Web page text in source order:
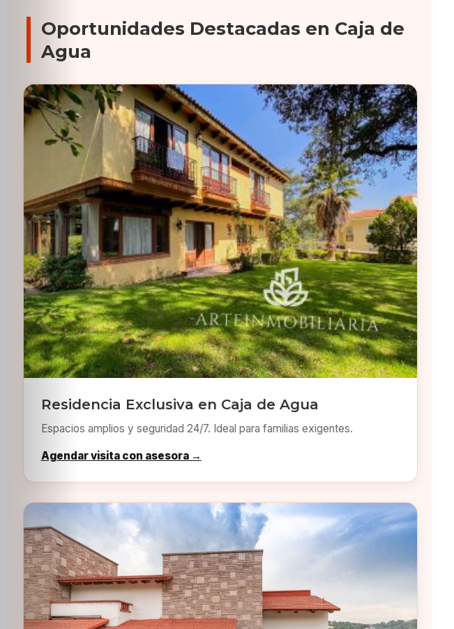
Oportunidades Destacadas en Caja de
Agua
Residencia Exclusiva en Caja de Agua
Espacios amplios y seguridad 24/7. Ideal para familias exigentes.
Agendar visita con asesora →